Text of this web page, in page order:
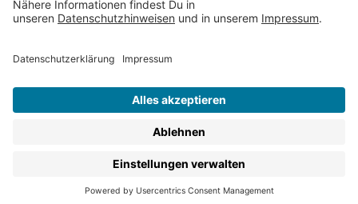
Deutschlands
** Lieferzeit 1-3 Werktage innerhalb Deutschlands
Thienemann-Esslinger Verlag GmbH, Blumenstraße 36, D-70182